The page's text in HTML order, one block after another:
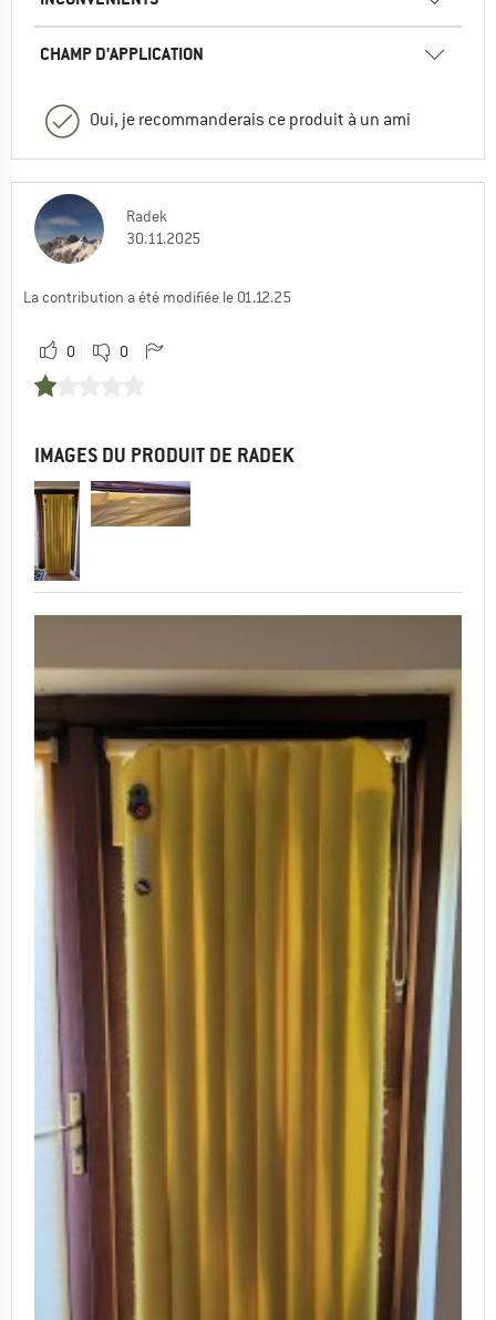
CHAMP D'APPLICATION
Oui, je recommanderais ce produit à un ami
Radek
30.11.2025
La contribution a été modifiée le 01.12.25
0 0
IMAGES DU PRODUIT DE RADEK